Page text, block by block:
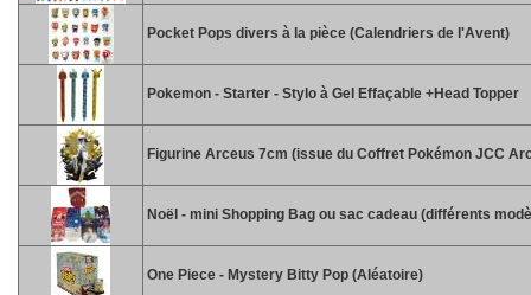
Pocket Pops divers à la pièce (Calendriers de l'Avent)
Pokemon - Starter - Stylo à Gel Effaçable +Head Topper
Figurine Arceus 7cm (issue du Coffret Pokémon JCC
Noël - mini Shopping Bag ou sac cadeau (différents
One Piece - Mystery Bitty Pop (Aléatoire)